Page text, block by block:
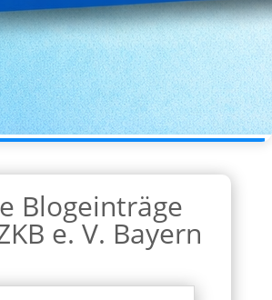
Blogeinträge
e. V. Bayern